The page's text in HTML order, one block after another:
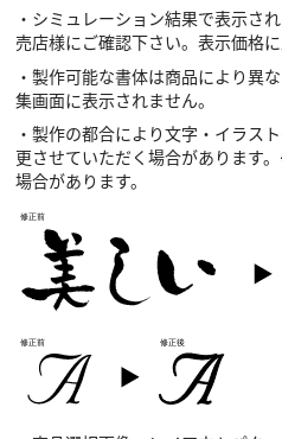
・シミュレーション結果で表示さ
売店様にご確認下さい。表示価格
・製作可能な書体は商品により異
集画面に表示されません。
・製作の都合により文字・イラス
更させていただく場合があります
場合があります。